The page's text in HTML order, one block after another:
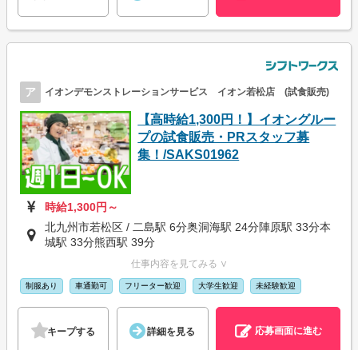
ア イオンデモンストレーションサービス イオン若松店 (試食販売)
【高時給1,300円！】イオングルー
プの試食販売・PRスタッフ募
集！/SAKS01962
時給1,300円～
北九州市若松区 / 二島駅 6分奥洞海駅 24分陣原駅 33分本
城駅 33分熊西駅 39分
仕事内容を見てみる ∨
制服あり 車通勤可 フリーター歓迎 大学生歓迎 未経験歓迎
キープする 詳細を見る 応募画面に進む